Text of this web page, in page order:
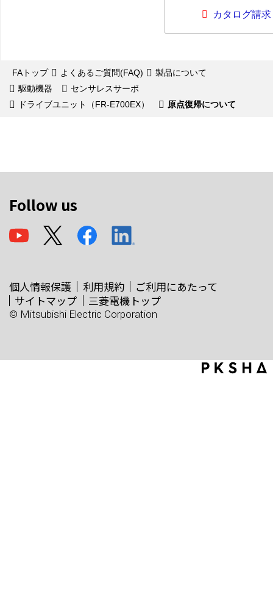
カタログ請求
FAトップ よくあるご質問(FAQ)
製品について
駆動機器
センサレスサーボ
ドライブユニット（FR-E700EX）
原点復帰について
Follow us
個人情報保護 利用規約
ご利用にあたって
サイトマップ
三菱電機トップ
© Mitsubishi Electric Corporation